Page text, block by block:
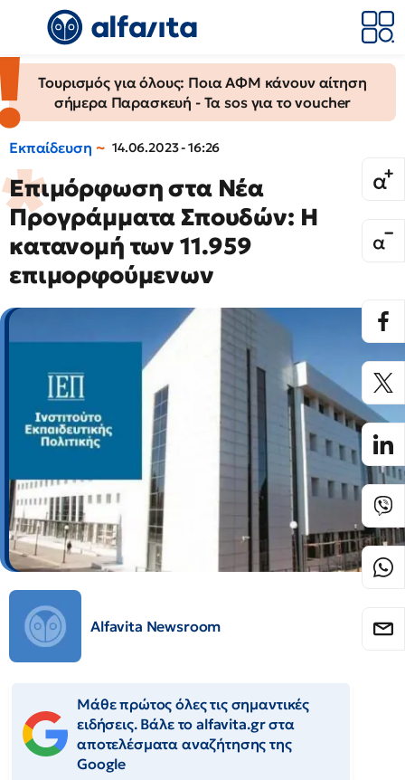
Τουρισμός για όλους: Ποια ΑΦΜ κάνουν αίτηση
σήμερα Παρασκευή - Τα sos για το voucher
Εκπαίδευση 14.06.2023 - 16:26
Επιμόρφωση στα Νέα
Προγράμματα Σπουδών: Η
κατανομή των 11.959
επιμορφούμενων
Alfavita Newsroom
Μάθε πρώτος όλες τις σημαντικές
ειδήσεις. Βάλε το alfavita.gr στα
αποτελέσματα αναζήτησης της
Google